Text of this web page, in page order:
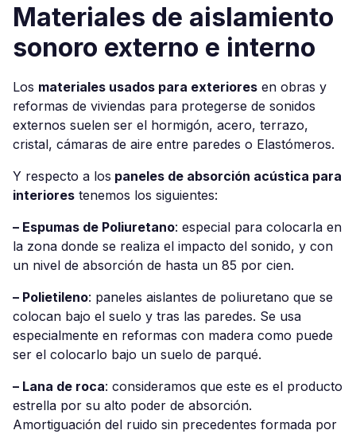
Materiales de aislamiento
sonoro externo e interno
Los materiales usados para exteriores en obras y
reformas de viviendas para protegerse de sonidos
externos suelen ser el hormigón, acero, terrazo,
cristal, cámaras de aire entre paredes o Elastómeros.
Y respecto a los paneles de absorción acústica para
interiores tenemos los siguientes:
– Espumas de Poliuretano: especial para colocarla en
la zona donde se realiza el impacto del sonido, y con
un nivel de absorción de hasta un 85 por cien.
– Polietileno: paneles aislantes de poliuretano que se
colocan bajo el suelo y tras las paredes. Se usa
especialmente en reformas con madera como puede
ser el colocarlo bajo un suelo de parqué.
– Lana de roca: consideramos que este es el producto
estrella por su alto poder de absorción.
Amortiguación del ruido sin precedentes formada por